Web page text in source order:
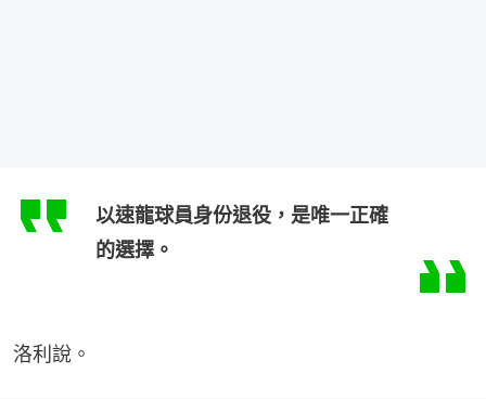
以速龍球員身份退役，是唯一正確
的選擇。
洛利說。